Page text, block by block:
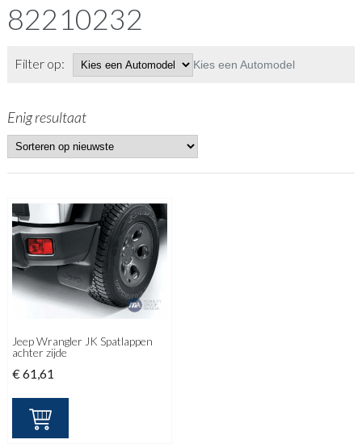
82210232
Filter op: Kies een Automodel
Enig resultaat
Jeep Wrangler JK Spatlappen
achter zijde
€61,61